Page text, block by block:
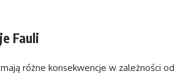
Fauli
różne konsekwencje w zależności od